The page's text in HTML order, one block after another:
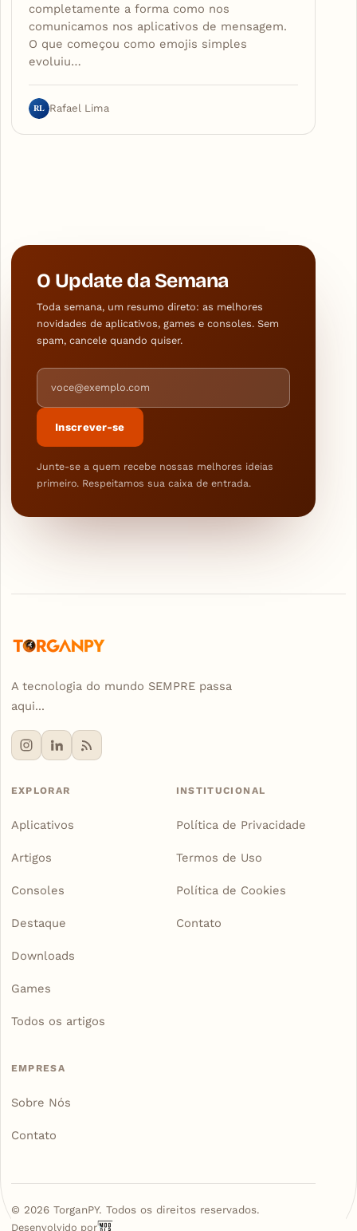
completamente a forma como nos
comunicamos nos aplicativos de mensagem.
O que começou como emojis simples
evoluiu…
RL Rafael Lima
O Update da Semana
Toda semana, um resumo direto: as melhores
novidades de aplicativos, games e consoles. Sem
spam, cancele quando quiser.
Endereço de e-mail
Inscrever-se
Junte-se a quem recebe nossas melhores ideias
primeiro. Respeitamos sua caixa de entrada.
A tecnologia do mundo SEMPRE passa
aqui...
EXPLORAR
Aplicativos
Artigos
Consoles
Destaque
Downloads
Games
Todos os artigos
INSTITUCIONAL
Política de Privacidade
Termos de Uso
Política de Cookies
Contato
EMPRESA
Sobre Nós
Contato
© 2026TorganPY. Todos os direitos reservados.
Desenvolvido por